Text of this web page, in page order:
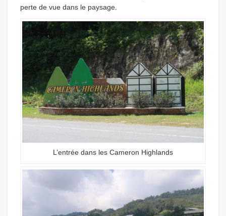
perte de vue dans le paysage.
L’entrée dans les Cameron Highlands